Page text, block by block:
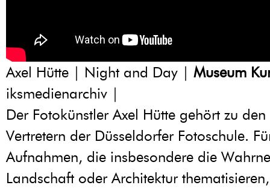
Axel Hütte | Night and Day | Museum
iksmedienarchiv |
Der Fotokünstler Axel Hütte gehört zu
Vertretern der Düsseldorfer Fotoschule.
Aufnahmen, die insbesondere die
Landschaft oder Architektur